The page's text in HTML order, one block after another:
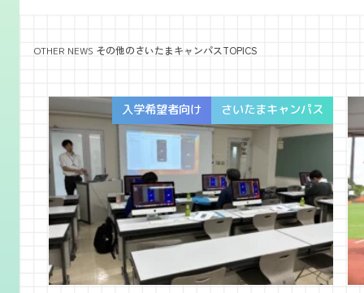
OTHER NEWS その他のさいたまキャンパスTOPICS
入学希望者向け さいたまキャンパス